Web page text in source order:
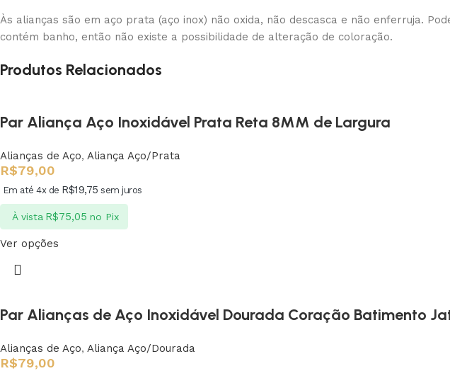
Às alianças são em aço prata (aço inox) não oxida, não descasca e não enferruja.
contém banho, então não existe a possibilidade de alteração de coloração.
Produtos Relacionados
Par Aliança Aço Inoxidável Prata Reta 8MM de Largura
Alianças de Aço, Aliança Aço/Prata
R$79,00
Em até 4x de R$19,75 sem juros
À vista R$75,05 no Pix
Ver opções
Par Alianças de Aço Inoxidável Dourada Coração Batimento
Alianças de Aço, Aliança Aço/Dourada
R$79,00